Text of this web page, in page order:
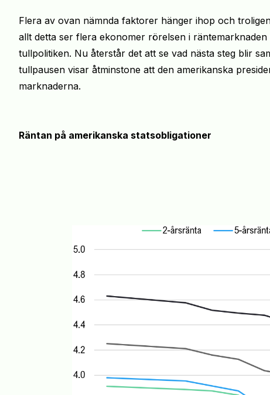
Flera av ovan nämnda faktorer hänger ihop och
allt detta ser flera ekonomer rörelsen i
tullpolitiken. Nu återstår det att se vad nästa steg blir
tullpausen visar åtminstone att den amerikanska
marknaderna.
Räntan på amerikanska statsobligationer